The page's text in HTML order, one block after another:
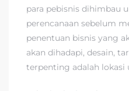
para pebisnis dihimbau
perencanaan sebelum
penentuan bisnis yang
akan dihadapi, desain,
terpenting adalah lokasi